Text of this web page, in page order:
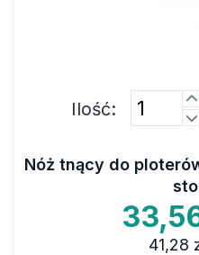
Ilość:
Nóż tnący do
41,28